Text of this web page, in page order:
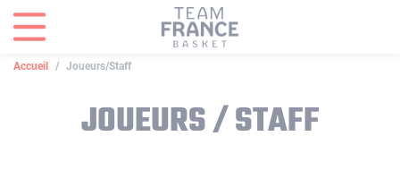
Accueil Joueurs/Staff
JOUEURS / STAFF
Panneau de gestion des cookies